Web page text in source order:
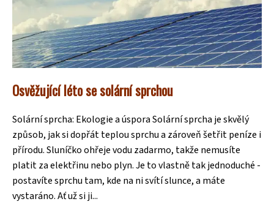
Osvěžující léto se solární sprchou
Solární sprcha: Ekologie a úspora Solární sprcha je skvělý
způsob, jak si dopřát teplou sprchu a zároveň šetřit peníze i
přírodu. Sluníčko ohřeje vodu zadarmo, takže nemusíte
platit za elektřinu nebo plyn. Je to vlastně tak jednoduché -
postavíte sprchu tam, kde na ni svítí slunce, a máte
vystaráno. Ať už si ji...